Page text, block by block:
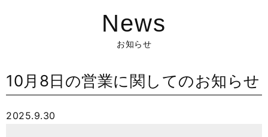
News
お知らせ
10月8日の営業に関してのお知らせ
2025.9.30